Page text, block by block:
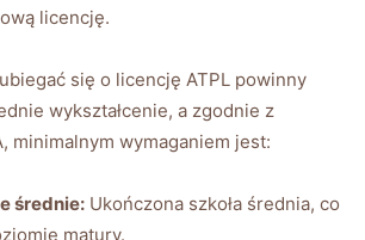
licencję.
się o licencję ATPL powinny
wykształcenie, a zgodnie z
minimalnym wymaganiem jest:
średnie: Ukończona szkoła średnia, co
matury.